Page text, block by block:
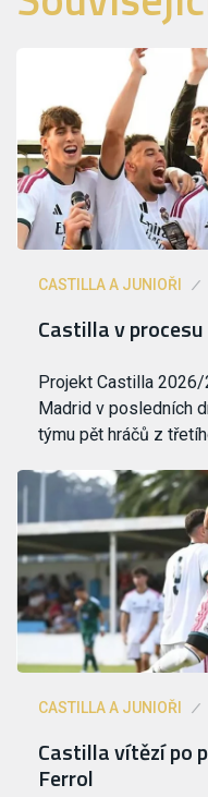
CASTILLA A JUNIOŘI
Castilla v
Projekt Castilla 2026/
Madrid v posledních
týmu pět hráčů z
CASTILLA A JUNIOŘI
Castilla vítězí po
Ferrol